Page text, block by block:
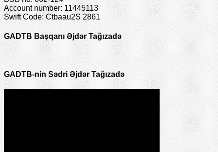
Account number: 11445113
Swift Code: Ctbaau2S 2861
GADTB Başqanı Əjdər Tağızadə
GADTB-nin Sədri Əjdər Tağızadə